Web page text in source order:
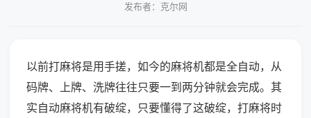
发布者：克尔网
以前打麻将是用手搓，如今的麻将机都是全自动，从
码牌、上牌、洗牌往往只要一到两分钟就会完成。其
实自动麻将机有破绽，只要懂得了这破绽，打麻将时